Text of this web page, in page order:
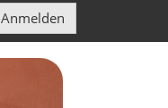
Anmelden